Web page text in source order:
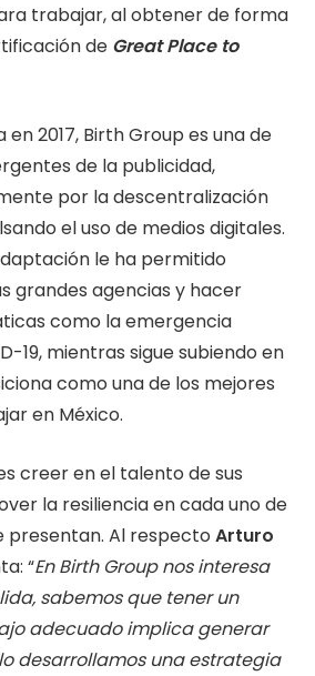
trabajar, al obtener de forma
de Great Place to
en 2017, Birth Group es una de
de la publicidad,
por la descentralización
el uso de medios digitales.
le ha permitido
grandes agencias y hacer
como la emergencia
19, mientras sigue subiendo en
como una de los mejores
en México.
creer en el talento de sus
la resiliencia en cada uno de
presentan. Al respecto Arturo
“En Birth Group nos interesa
sabemos que tener un
adecuado implica generar
desarrollamos una estrategia